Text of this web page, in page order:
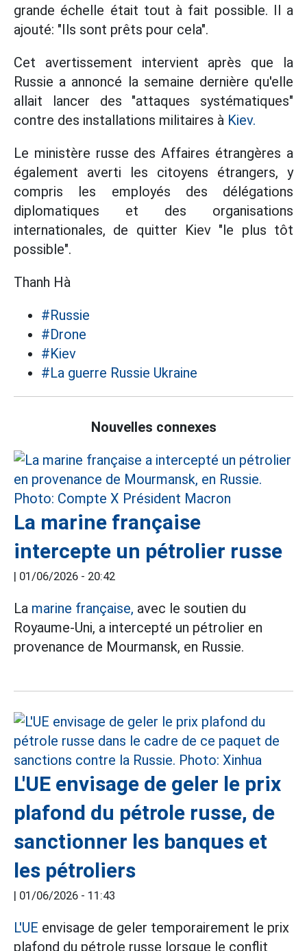
grande échelle était tout à fait possible. Il a
ajouté: "Ils sont prêts pour cela".
Cet avertissement intervient après que la
Russie a annoncé la semaine dernière qu'elle
allait lancer des "attaques systématiques"
contre des installations militaires à Kiev.
Le ministère russe des Affaires étrangères a
également averti les citoyens étrangers, y
compris les employés des délégations
diplomatiques et des organisations
internationales, de quitter Kiev "le plus tôt
possible".
Thanh Hà
#Russie
#Drone
#Kiev
#La guerre Russie Ukraine
Nouvelles connexes
La marine française
intercepte un pétrolier russe
| 01/06/2026 - 20:42
La marine française, avec le soutien du
Royaume-Uni, a intercepté un pétrolier en
provenance de Mourmansk, en Russie.
L'UE envisage de geler le prix
plafond du pétrole russe, de
sanctionner les banques et
les pétroliers
| 01/06/2026 - 11:43
L'UE envisage de geler temporairement le prix
plafond du pétrole russe lorsque le conflit